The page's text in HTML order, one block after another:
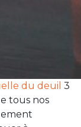
du deuil 3
tous nos